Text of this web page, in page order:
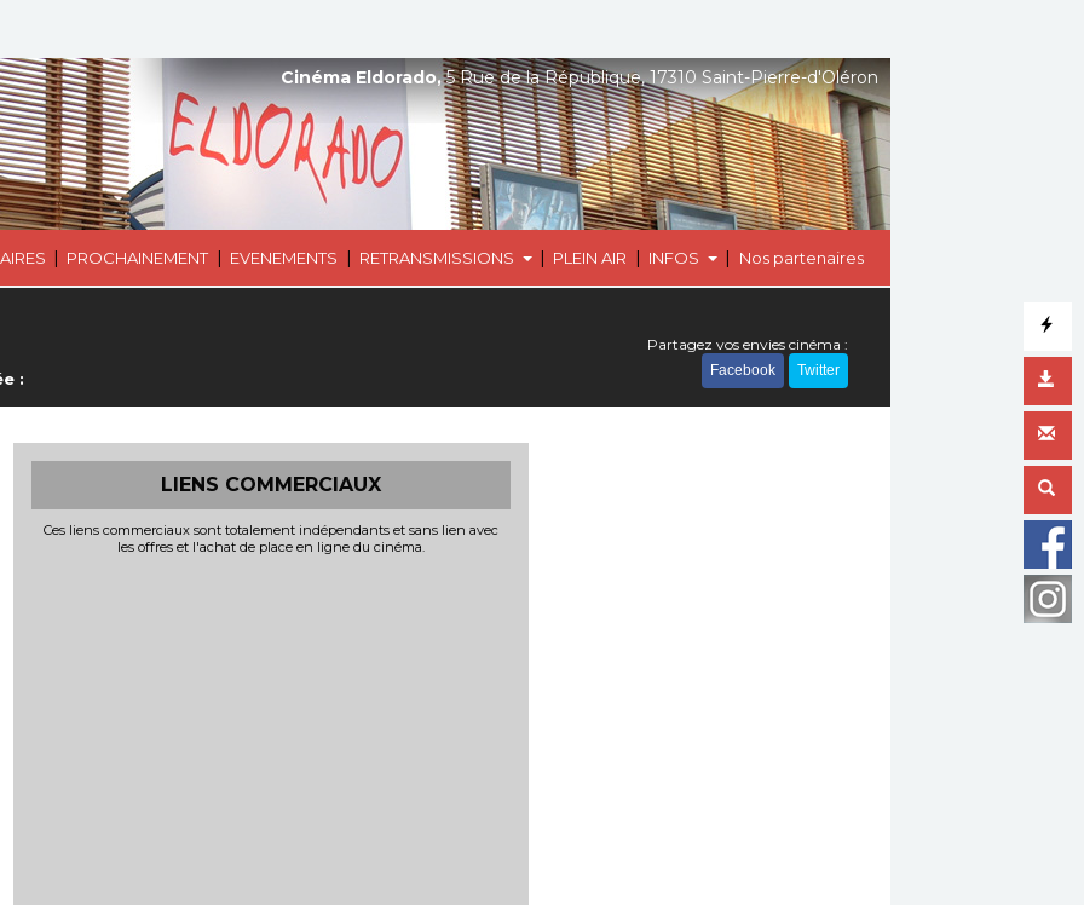
| PROCHAINEMENT | EVENEMENTS | RETRANSMISSIONS | PLEIN AIR | INFOS | Nos partenaires
Cinéma Eldorado,5 Rue de la République, 17310 Saint-Pierre-d'Oléron
:
Partagez vos envies cinéma :
Facebook Twitter
LIENS COMMERCIAUX
Ces liens commerciaux sont totalement indépendants et sans lien avec
les offres et l'achat de place en ligne du cinéma.